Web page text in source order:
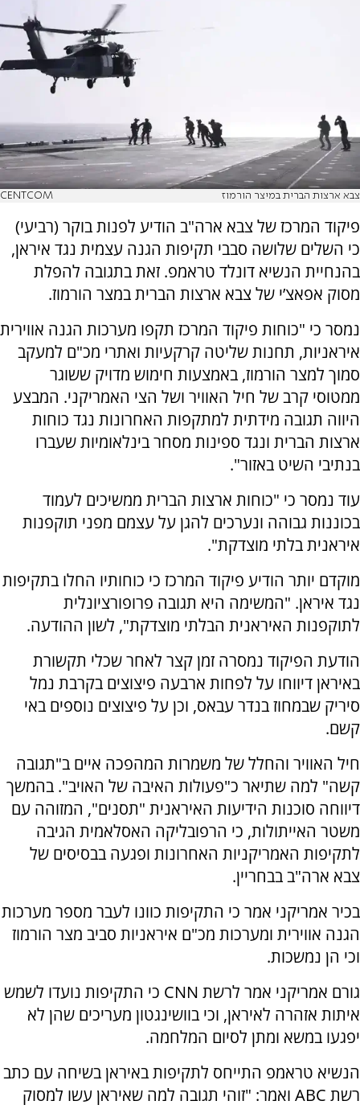
צבא ארצות הברית במיצר הורמוז CENTCOM
פיקוד המרכז של צבא ארה"ב הודיע לפנות בוקר (רביעי)
כי השלים שלושה סבבי תקיפות הגנה עצמית נגד איראן,
בהנחיית הנשיא דונלד טראמפ. זאת בתגובה להפלת
מסוק אפאצ’י של צבא ארצות הברית במצר הורמוז.
נמסר כי "כוחות פיקוד המרכז תקפו מערכות הגנה אווירית
איראניות, תחנות שליטה קרקעיות ואתרי מכ"ם למעקב
סמוך למצר הורמוז, באמצעות חימוש מדויק ששוגר
ממטוסי קרב של חיל האוויר ושל הצי האמריקני. המבצע
היווה תגובה מידתית למתקפות האחרונות נגד כוחות
ארצות הברית ונגד ספינות מסחר בינלאומיות שעברו
בנתיבי השיט באזור".
עוד נמסר כי "כוחות ארצות הברית ממשיכים לעמוד
בכוננות גבוהה ונערכים להגן על עצמם מפני תוקפנות
איראנית בלתי מוצדקת".
מוקדם יותר הודיע פיקוד המרכז כי כוחותיו החלו בתקיפות
נגד איראן. "המשימה היא תגובה פרופורציונלית
לתוקפנות האיראנית הבלתי מוצדקת", לשון ההודעה.
הודעת הפיקוד נמסרה זמן קצר לאחר שכלי תקשורת
באיראן דיווחו על לפחות ארבעה פיצוצים בקרבת נמל
סיריק שבמחוז בנדר עבאס, וכן על פיצוצים נוספים באי
קשם.
חיל האוויר והחלל של משמרות המהפכה איים ב"תגובה
קשה" למה שתיאר כ"פעולות האיבה של האויב". בהמשך
דיווחה סוכנות הידיעות האיראנית "תסנים", המזוהה עם
משטר האייתולות, כי הרפובליקה האסלאמית הגיבה
לתקיפות האמריקניות האחרונות ופגעה בבסיסים של
צבא ארה"ב בבחריין.
בכיר אמריקני אמר כי התקיפות כוונו לעבר מספר מערכות
הגנה אווירית ומערכות מכ"ם איראניות סביב מצר הורמוז
וכי הן נמשכות.
גורם אמריקני אמר לרשת CNN כי התקיפות נועדו לשמש
איתות אזהרה לאיראן, וכי בוושינגטון מעריכים שהן לא
יפגעו במשא ומתן לסיום המלחמה.
הנשיא טראמפ התייחס לתקיפות באיראן בשיחה עם כתב
רשת ABC ואמר: "זוהי תגובה למה שאיראן עשו למסוק